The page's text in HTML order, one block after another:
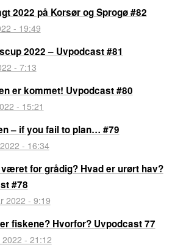
2022 på Korsør og Sprogø #82
- 19:49
2022 – Uvpodcast #81
- 7:13
er kommet! Uvpodcast #80
- 15:21
– if you fail to plan… #79
- 16:34
været for grådig? Hvad er urørt hav?
#78
2022 - 9:19
fiskene? Hvorfor? Uvpodcast 77
- 21:12